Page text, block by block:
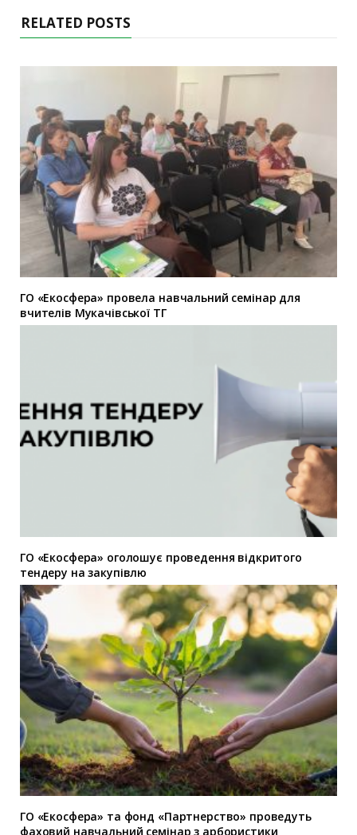
RELATED POSTS
ГО «Екосфера» провела навчальний семінар для
вчителів Мукачівської ТГ
ГО «Екосфера» оголошує проведення відкритого
тендеру на закупівлю
ГО «Екосфера» та фонд «Партнерство» проведуть
фаховий навчальний семінар з арбористики